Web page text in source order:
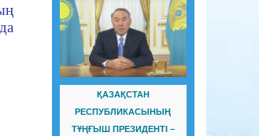
ҚАЗАҚСТАН
РЕСПУБЛИКАСЫНЫҢ
ТҰҢҒЫШ ПРЕЗИДЕНТІ –